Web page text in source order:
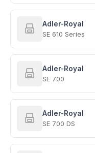
Adler-Royal
SE 610 Series
Adler-Royal
SE 700
Adler-Royal
SE 700 DS